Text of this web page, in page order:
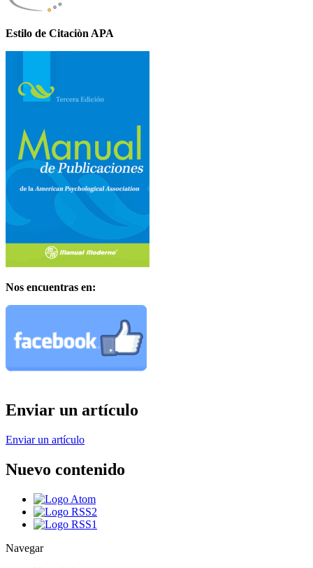
Estilo de Citaciòn APA
Nos encuentras en:
Enviar un artículo
Enviar un artículo
Nuevo contenido
Navegar